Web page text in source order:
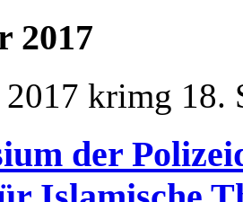
2017
2017 krimg 18.
der